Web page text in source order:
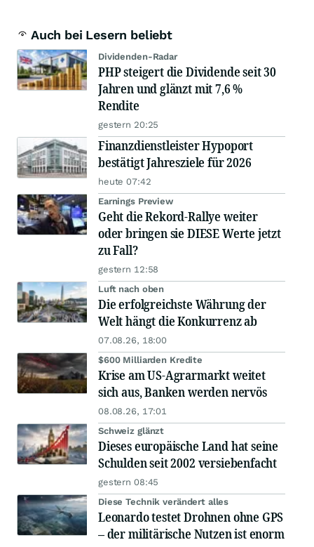
Auch bei Lesern beliebt
Dividenden-Radar
PHP steigert die Dividende seit 30
Jahren und glänzt mit 7,6 %
Rendite
gestern 20:25
Finanzdienstleister Hypoport
bestätigt Jahresziele für 2026
heute 07:42
Earnings Preview
Geht die Rekord-Rallye weiter
oder bringen sie DIESE Werte jetzt
zu Fall?
gestern 12:58
Luft nach oben
Die erfolgreichste Währung der
Welt hängt die Konkurrenz ab
07.08.26, 18:00
$600 Milliarden Kredite
Krise am US-Agrarmarkt weitet
sich aus, Banken werden nervös
08.08.26, 17:01
Schweiz glänzt
Dieses europäische Land hat seine
Schulden seit 2002 versiebenfacht
gestern 08:45
Diese Technik verändert alles
Leonardo testet Drohnen ohne GPS
– der militärische Nutzen ist enorm